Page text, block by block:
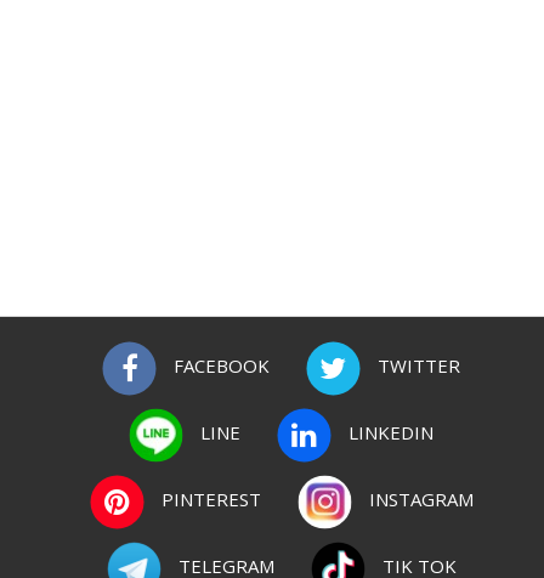
FACEBOOK TWITTER
LINE LINKEDIN
PINTEREST INSTAGRAM
TELEGRAM TIK TOK